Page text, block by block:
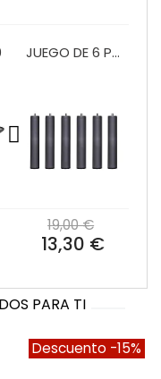
JUEGO DE 6 PATAS CILINDRICAS SOMIER O BASE
19,00 €
13,30 €
PARA TI
Descuento -15%